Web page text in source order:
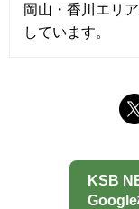
岡山・香川エリ
しています。
KSB
Google